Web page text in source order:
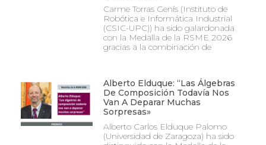
Carme Torras Genís (Instituto de
Robótica e Informática Industrial
(CSIC-UPC)) ha sido galardonada
con la Medalla de la RSME 2026
gracias a la combinación de
Alberto Elduque: “Las Álgebras
De Composición Todavía Nos
Van A Deparar Muchas
Sorpresas»
Alberto Carlos Elduque Palomo
(Universidad de Zaragoza) ha sido